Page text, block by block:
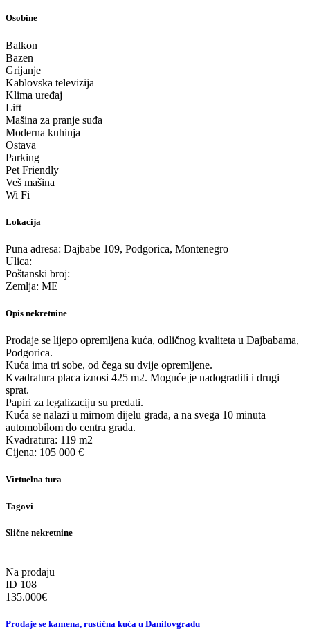
Osobine
Balkon
Bazen
Grijanje
Kablovska televizija
Klima uređaj
Lift
Mašina za pranje suđa
Moderna kuhinja
Ostava
Parking
Pet Friendly
Veš mašina
Wi Fi
Lokacija
Puna adresa: Dajbabe 109, Podgorica, Montenegro
Ulica:
Poštanski broj:
Zemlja: ME
Opis nekretnine
Prodaje se lijepo opremljena kuća, odličnog kvaliteta u Dajbabama,
Podgorica.
Kuća ima tri sobe, od čega su dvije opremljene.
Kvadratura placa iznosi 425 m2. Moguće je nadograditi i drugi
sprat.
Papiri za legalizaciju su predati.
Kuća se nalazi u mirnom dijelu grada, a na svega 10 minuta
automobilom do centra grada.
Kvadratura: 119 m2
Cijena: 105 000 €
Virtuelna tura
Tagovi
Slične nekretnine
Na prodaju
ID 108
135.000€
Prodaje se kamena, rustična kuća u Danilovgradu